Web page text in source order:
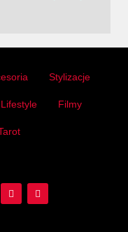
Stylizacje
Lifestyle Filmy